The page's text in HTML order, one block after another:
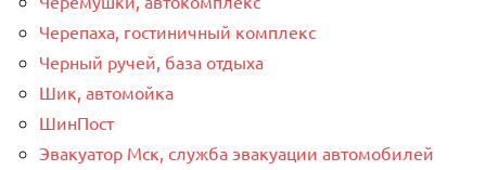
Черепаха, гостиничный комплекс
Черный ручей, база отдыха
Шик, автомойка
ШинПост
Эвакуатор Мск, служба эвакуации автомобилей